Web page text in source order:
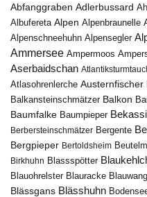
Abfanggraben Adlerbussard
Albufereta Alpen Alpenbraunelle
Alpenschneehuhn Alpensegler
Ammersee Ampermoos
Aserbaidschan
Atlasohrenlerche Austernfischer
Balkansteinschmätzer Balkon
Baumfalke Baumpieper
Berbersteinschmätzer Bergente
Bergpieper Bertoldsheim
Birkhuhn Blassspötter
Blauohrelster Blauracke
Blässgans Blässhuhn